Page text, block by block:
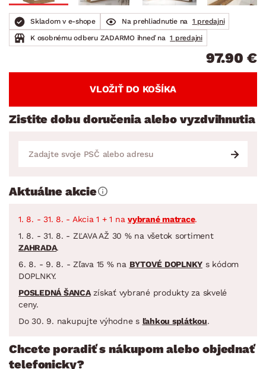
Skladom v e-shope Na prehliadnutie na
1 predajni
K osobnému odberu ZADARMO ihneď na 1 predajni
97.90 €
VLOŽIŤ DO KOŠÍKA
Zistite dobu doručenia alebo vyzdvihnutia
Aktuálne akcie
1. 8. - 31. 8. - Akcia 1 + 1 na vybrané matrace.
1. 8. - 31. 8. - ZĽAVA AŽ 30 % na všetok sortiment
ZAHRADA.
6. 8. - 9. 8. - Zľava 15 % na BYTOVÉ DOPLNKY s kódom
DOPLNKY.
POSLEDNÁ ŠANCAzískať vybrané produkty za skvelé
ceny.
Do 30. 9. nakupujte výhodne s ľahkou splátkou.
Chcete poradiť s nákupom alebo objednať
telefonicky?